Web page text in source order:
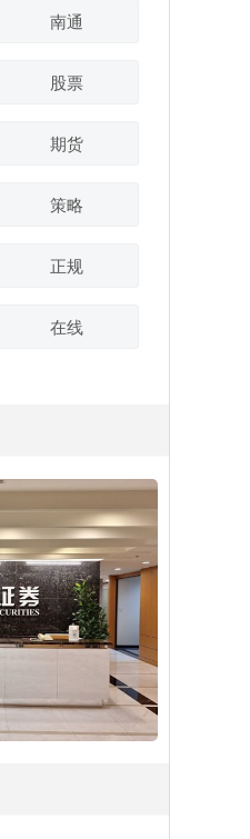
南通
股票
期货
策略
正规
在线